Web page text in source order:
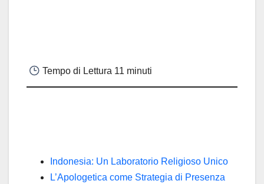
Tempo di Lettura 11 minuti
Indonesia: Un Laboratorio Religioso Unico
L’Apologetica come Strategia di Presenza